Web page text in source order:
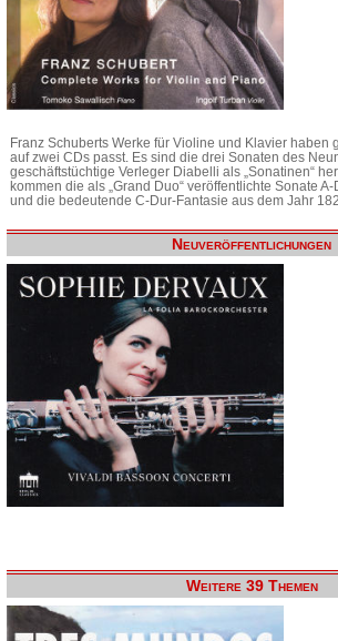
Franz Schuberts Werke für Violine und Klavier haben
auf zwei CDs passt. Es sind die drei Sonaten des
geschäftstüchtige Verleger Diabelli als „Sonatinen“
kommen die als „Grand Duo“ veröffentlichte Sonate
und die bedeutende C-Dur-Fantasie aus dem Jahr
Neuveröffentlichungen
Weitere 39 Themen